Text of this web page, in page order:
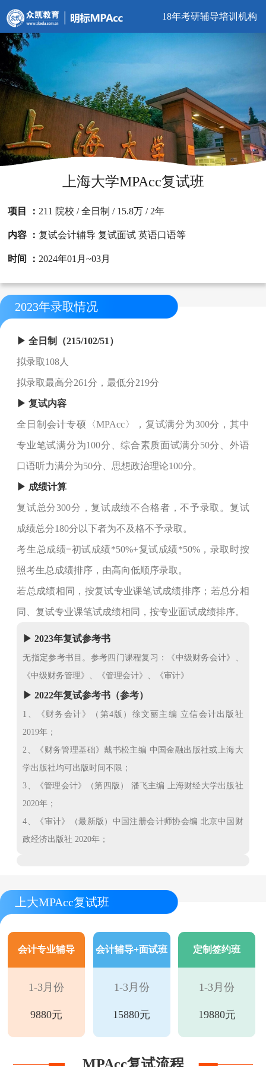
18年考研辅导培训机构
上海大学MPAcc复试班
项目 ： 211 院校 / 全日制 / 15.8万 / 2年
内容 ：复试会计辅导 复试面试 英语口语等
时间 ： 2024年01月~03月
2023年录取情况
▶ 全日制（215/102/51）
拟录取108人
拟录取最高分261分，最低分219分
▶ 复试内容
全日制会计专硕〈MPAcc〉，复试满分为300分，其中
专业笔试满分为100分、综合素质面试满分50分、外语
口语听力满分为50分、思想政治理论100分。
▶ 成绩计算
复试总分300分，复试成绩不合格者，不予录取。复试
成绩总分180分以下者为不及格不予录取。
考生总成绩=初试成绩*50%+复试成绩*50%，录取时按
照考生总成绩排序，由高向低顺序录取。
若总成绩相同，按复试专业课笔试成绩排序；若总分相
同、复试专业课笔试成绩相同，按专业面试成绩排序。
▶ 2023年复试参考书
无指定参考书目。参考四门课程复习：《中级财务会计》、
《中级财务管理》、《管理会计》、《审计》
▶ 2022年复试参考书（参考）
1、《财务会计》（第4版）徐文丽主编 立信会计出版社
2019年；
2、《财务管理基础》戴书松主编 中国金融出版社或上海大
学出版社均可出版时间不限；
3、《管理会计》（第四版） 潘飞主编 上海财经大学出版社
2020年；
4、《审计》（最新版）中国注册会计师协会编 北京中国财
政经济出版社 2020年；
上大MPAcc复试班
会计专业辅导
1-3月份
9880元
会计辅导+面试班
1-3月份
15880元
定制签约班
1-3月份
19880元